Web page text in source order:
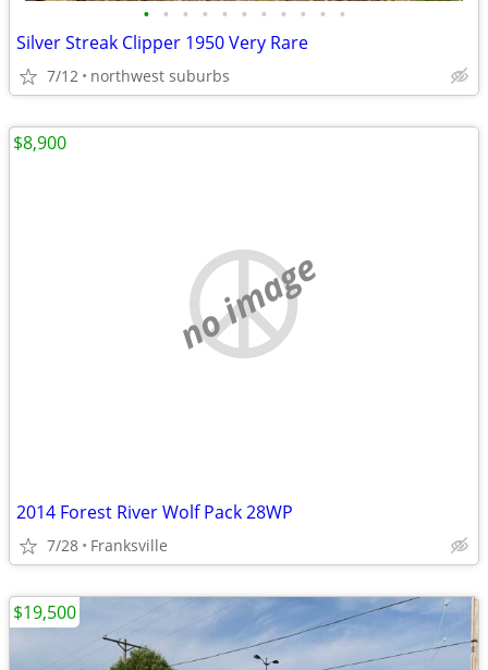
• • • • • • • • • • •
Silver Streak Clipper 1950 Very Rare
7/12 northwest suburbs
no image
2014 Forest River Wolf Pack 28WP
7/28 Franksville
$8,900
$19,500